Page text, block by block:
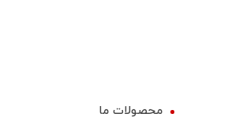
محصولات ما